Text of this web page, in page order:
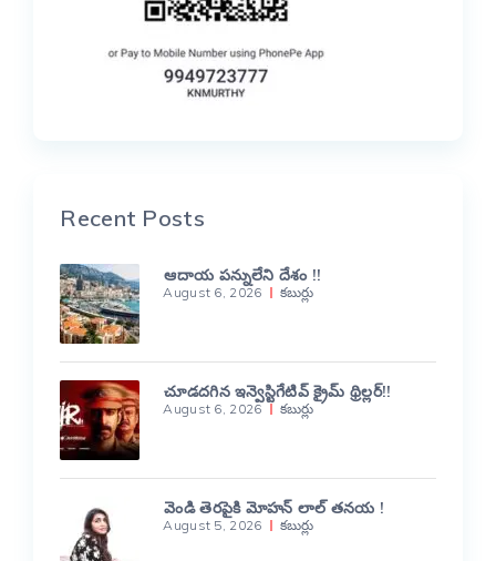
Recent Posts
ఆదాయ పన్నులేని దేశం !!
August 6, 2026 కబుర్లు
చూడదగిన ఇన్వెస్టిగేటివ్ క్రైమ్ థ్రిల్లర్!!
August 6, 2026 కబుర్లు
వెండి తెరపైకి మోహన్ లాల్ తనయ !
August 5, 2026 కబుర్లు